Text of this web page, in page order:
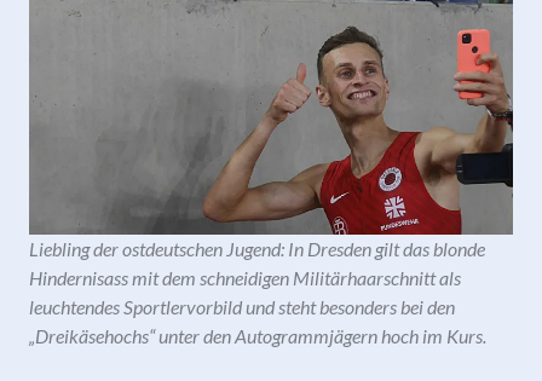
Liebling der ostdeutschen Jugend: In Dresden gilt das blonde
Hindernisass mit dem schneidigen Militärhaarschnitt als
leuchtendes Sportlervorbild und steht besonders bei den
„Dreikäsehochs“ unter den Autogrammjägern hoch im Kurs.